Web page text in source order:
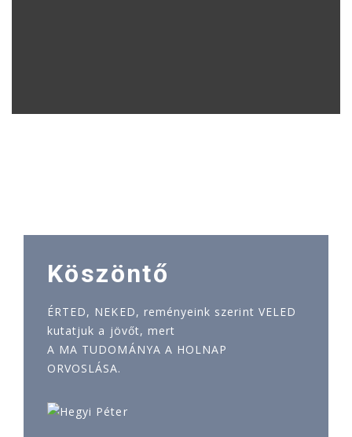
Köszöntő
ÉRTED, NEKED, reményeink szerint VELED
kutatjuk a jövőt, mert
A MA TUDOMÁNYA A HOLNAP
ORVOSLÁSA.